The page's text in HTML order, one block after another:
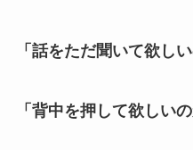
「話をただ聞いて欲しい
「背中を押して欲しいの